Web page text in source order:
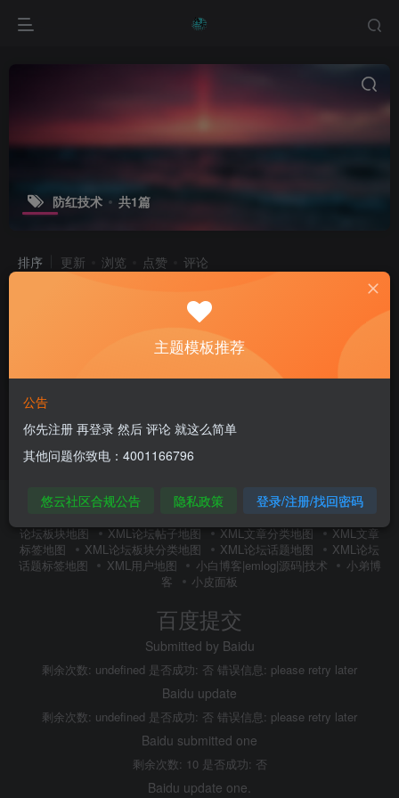
防红技术 共1篇
排序 更新 浏览 点赞 评论
探索吉利屋科技网：创新科技与便捷服
务的融合
产品介绍 企业文化
友链申请 内搜百度(内推) 免责声明 广告合作
关于我们
论坛板块地图
XML论坛帖子地图 XML文章分类地图
XML文章
标签地图
XML论坛板块分类地图 XML论坛话题地图
XML论坛
话题标签地图
XML用户地图 小白博客|emlog|源码|技术
小弟博
客
小皮面板
百度提交
Submitted by Baidu
剩余次数: undefined 是否成功: 否 错误信息: please retry later
Baidu update
剩余次数: undefined 是否成功: 否 错误信息: please retry later
Baidu submitted one
剩余次数: 10 是否成功: 否
Baidu update one.
主题模板推荐
公告
你先注册 再登录 然后 评论 就这么简单
其他问题你致电：4001166796
悠云社区合规公告 隐私政策 登录/注册/找回密码